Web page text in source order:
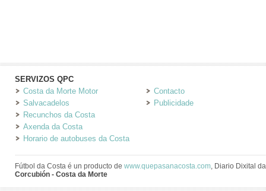
SERVIZOS QPC
Costa da Morte Motor
Salvacadelos
Recunchos da Costa
Axenda da Costa
Horario de autobuses da Costa
Contacto
Publicidade
Fútbol da Costa é un producto de www.quepasanacosta.com, Diario Dixital
Corcubión - Costa da Morte